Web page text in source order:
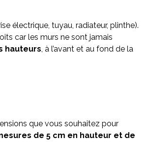
électrique, tuyau, radiateur, plinthe).
car les murs ne sont jamais
hauteurs, à l’avant et au fond de la
que vous souhaitez pour
de 5 cm en hauteur et de